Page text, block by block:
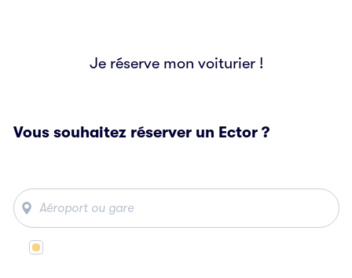
Je réserve mon voiturier !
Vous souhaitez réserver un Ector ?